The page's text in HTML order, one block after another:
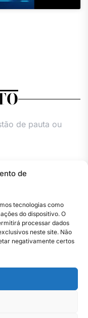
de
tecnologias como
do dispositivo. O
processar dados
neste site. Não
negativamente certos
de pauta ou
cookiescookiescookies
Webmaster